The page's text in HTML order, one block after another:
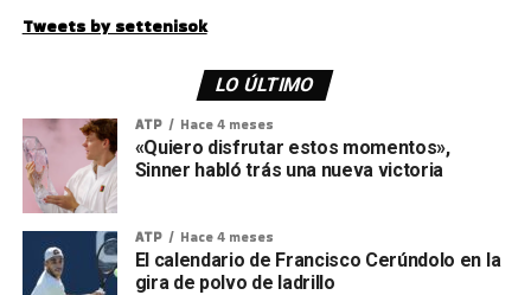
Tweets by settenisok
LO ÚLTIMO
ATP Hace 4 meses
«Quiero disfrutar estos momentos»,
Sinner habló trás una nueva victoria
ATP Hace 4 meses
El calendario de Francisco Cerúndolo en la
gira de polvo de ladrillo